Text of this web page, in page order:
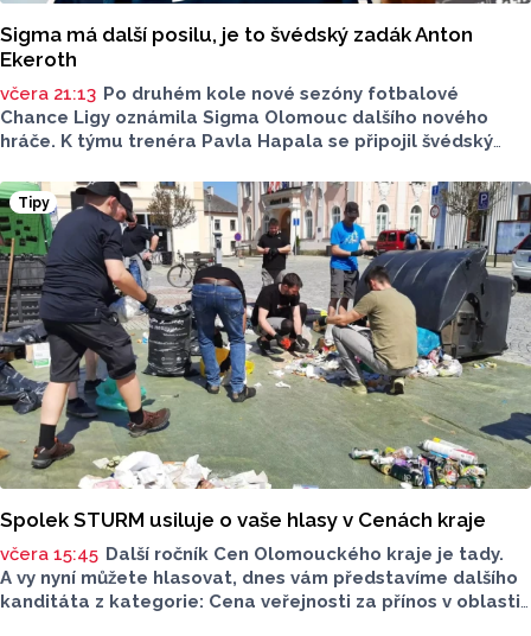
Sigma má další posilu, je to švédský zadák Anton
Ekeroth
včera 21:13 Po druhém kole nové sezóny fotbalové
Chance Ligy oznámila Sigma Olomouc dalšího nového
hráče. K týmu trenéra Pavla Hapala se připojil švédský
z norského HamKamu. Sigma to uvedla na svém webu,
o tom, na jak dlouho podepsal nov hráč smlouvu
neinformovala.
Tipy
Spolek STURM usiluje o vaše hlasy v Cenách kraje
včera 15:45 Další ročník Cen Olomouckého kraje je tady.
A vy nyní můžete hlasovat, dnes vám představíme dalšího
kanditáta z kategorie: Cena veřejnosti za přínos v oblasti